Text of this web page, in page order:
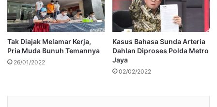
Tak Diajak Melamar Kerja,
Pria Muda Bunuh Temannya
26/01/2022
Kasus Bahasa Sunda Arteria
Dahlan Diproses Polda Metro
Jaya
02/02/2022